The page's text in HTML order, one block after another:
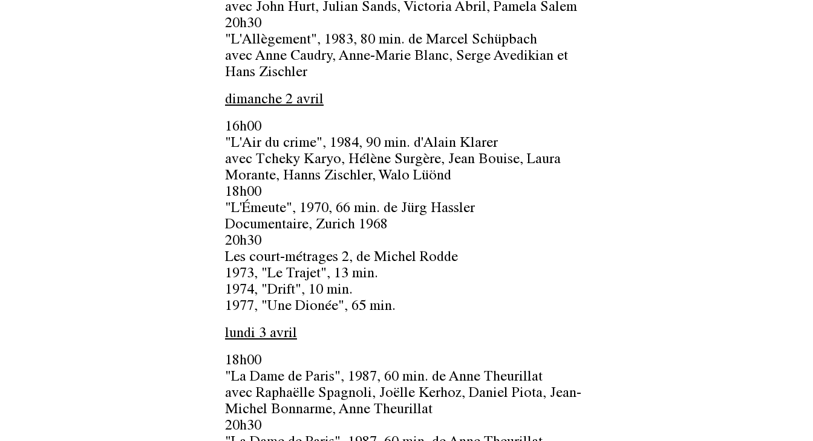
avec John Hurt, Julian Sands, Victoria Abril, Pamela Salem
20h30
"L'Allègement", 1983, 80 min. de Marcel Schüpbach
avec Anne Caudry, Anne-Marie Blanc, Serge Avedikian et
Hans Zischler
dimanche 2 avril
16h00
"L'Air du crime", 1984, 90 min. d'Alain Klarer
avec Tcheky Karyo, Hélène Surgère, Jean Bouise, Laura
Morante, Hanns Zischler, Walo Lüönd
18h00
"L'Émeute", 1970, 66 min. de Jürg Hassler
Documentaire, Zurich 1968
20h30
Les court-métrages 2, de Michel Rodde
1973, "Le Trajet", 13 min.
1974, "Drift", 10 min.
1977, "Une Dionée", 65 min.
lundi 3 avril
18h00
"La Dame de Paris", 1987, 60 min. de Anne Theurillat
avec Raphaëlle Spagnoli, Joëlle Kerhoz, Daniel Piota, Jean-
Michel Bonnarme, Anne Theurillat
20h30